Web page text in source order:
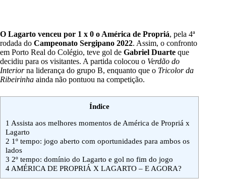
O Lagarto venceu por 1 x 0 o América de Propriá, pela 4ª
rodada do Campeonato Sergipano 2022. Assim, o confronto
em Porto Real do Colégio, teve gol de Gabriel Duarte que
decidiu para os visitantes. A partida colocou o Verdão do
Interiorna liderança do grupo B, enquanto que o Tricolor da
Ribeirinha ainda não pontuou na competição.
Índice
1 Assista aos melhores momentos de América de Propriá x
Lagarto
2 1º tempo: jogo aberto com oportunidades para ambos os
lados
3 2º tempo: domínio do Lagarto e gol no fim do jogo
4AMÉRICA DE PROPRIÁ X LAGARTO – E AGORA?